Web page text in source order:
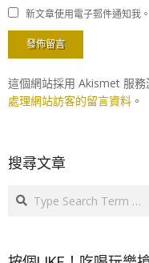
新文章使用電子郵件通知我。
這個網站採用 Akismet 服務
處理網站訪客的留言資料 。
搜尋文章
Search